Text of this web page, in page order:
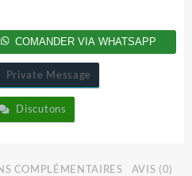
COMANDER VIA WHATSAPP
Private Message
Discutons
COMPLÉMENTAIRES AVIS (0)